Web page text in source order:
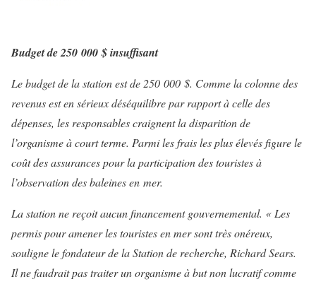
Budget de 250 000 $ insuffisant
Le budget de la station est de 250 000 $. Comme la colonne des
revenus est en sérieux déséquilibre par rapport à celle des
dépenses, les responsables craignent la disparition de
l’organisme à court terme. Parmi les frais les plus élevés figure le
coût des assurances pour la participation des touristes à
l’observation des baleines en mer.
La station ne reçoit aucun financement gouvernemental. « Les
permis pour amener les touristes en mer sont très onéreux,
souligne le fondateur de la Station de recherche, Richard Sears.
Il ne faudrait pas traiter un organisme à but non lucratif comme